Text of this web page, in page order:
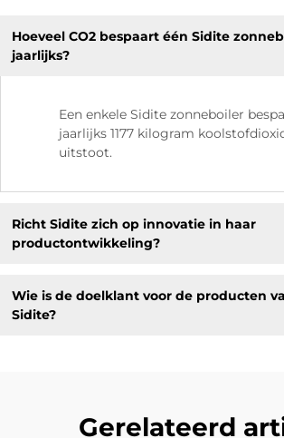
Hoeveel CO2 bespaart één Sidite
jaarlijks?
Een enkele Sidite zonneboiler
jaarlijks 1177 kilogram
uitstoot.
Richt Sidite zich op innovatie in haar
productontwikkeling?
Wie is de doelklant voor de producten
Sidite?
Gerelateerd